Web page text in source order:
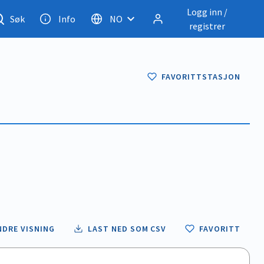
Søk Info NO
Logg inn /
registrer
FAVORITTSTASJON
VISNING LAST NED SOM CSV FAVORITT